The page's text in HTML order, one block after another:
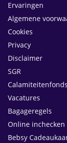
Ervaringen
Algemene
Cookies
Privacy
Disclaimer
SGR
Calamiteitenfonds
Vacatures
Bagageregels
Online inchecken
Bebsy